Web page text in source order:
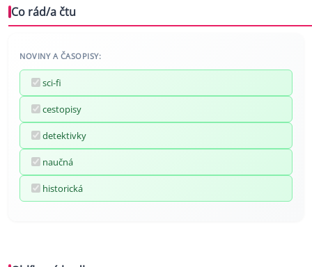
Co rád/a čtu
NOVINY A ČASOPISY:
sci-fi
cestopisy
detektivky
naučná
historická